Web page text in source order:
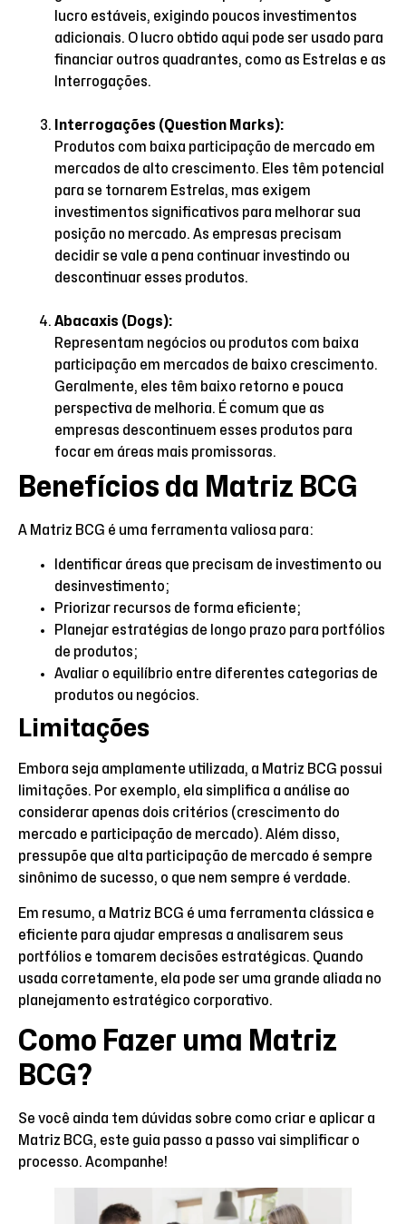
lucro estáveis, exigindo poucos investimentos
adicionais. O lucro obtido aqui pode ser usado para
financiar outros quadrantes, como as Estrelas e as
Interrogações.
Interrogações (Question Marks):
Produtos com baixa participação de mercado em
mercados de alto crescimento. Eles têm potencial
para se tornarem Estrelas, mas exigem
investimentos significativos para melhorar sua
posição no mercado. As empresas precisam
decidir se vale a pena continuar investindo ou
descontinuar esses produtos.
Abacaxis (Dogs):
Representam negócios ou produtos com baixa
participação em mercados de baixo crescimento.
Geralmente, eles têm baixo retorno e pouca
perspectiva de melhoria. É comum que as
empresas descontinuem esses produtos para
focar em áreas mais promissoras.
Benefícios da Matriz BCG
A Matriz BCG é uma ferramenta valiosa para:
Identificar áreas que precisam de investimento ou
desinvestimento;
Priorizar recursos de forma eficiente;
Planejar estratégias de longo prazo para portfólios
de produtos;
Avaliar o equilíbrio entre diferentes categorias de
produtos ou negócios.
Limitações
Embora seja amplamente utilizada, a Matriz BCG possui
limitações. Por exemplo, ela simplifica a análise ao
considerar apenas dois critérios (crescimento do
mercado e participação de mercado). Além disso,
pressupõe que alta participação de mercado é sempre
sinônimo de sucesso, o que nem sempre é verdade.
Em resumo, a Matriz BCG é uma ferramenta clássica e
eficiente para ajudar empresas a analisarem seus
portfólios e tomarem decisões estratégicas. Quando
usada corretamente, ela pode ser uma grande aliada no
planejamento estratégico corporativo.
Como Fazer uma Matriz
BCG?
Se você ainda tem dúvidas sobre como criar e aplicar a
Matriz BCG, este guia passo a passo vai simplificar o
processo. Acompanhe!